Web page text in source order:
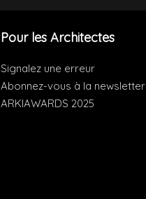
Pour les Architectes
Signalez une erreur
Abonnez-vous à la newsletter
ARKIAWARDS 2025